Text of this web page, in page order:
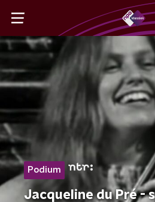
Podium
Jacqueline du Pré -